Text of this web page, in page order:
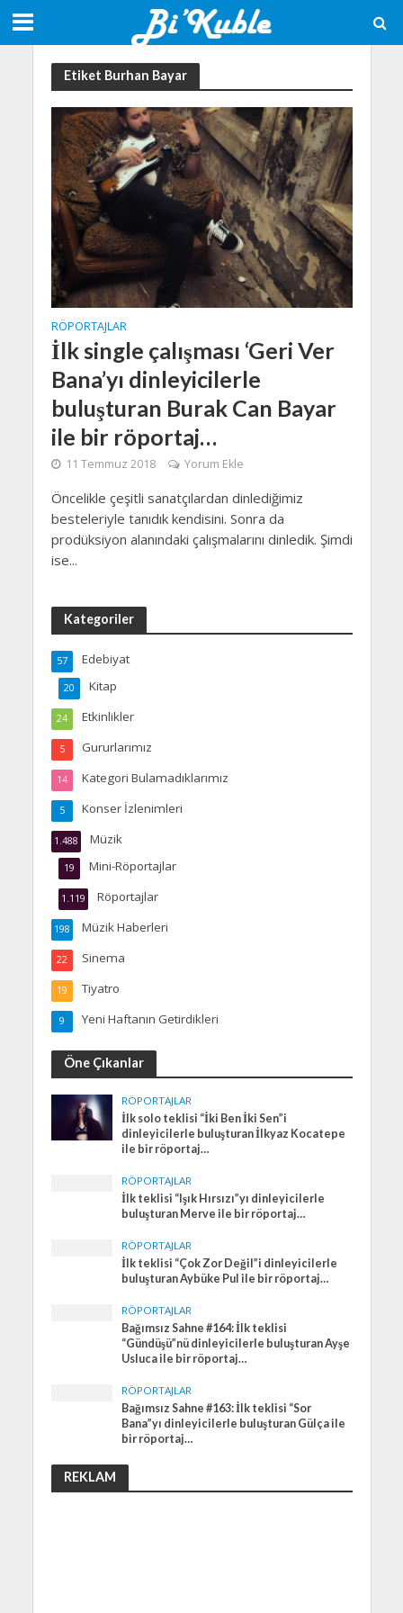
Etiket Burhan Bayar
RÖPORTAJLAR
İlk single çalışması ‘Geri Ver
Bana’yı dinleyicilerle
buluşturan Burak Can Bayar
ile bir röportaj…
11 Temmuz 2018 Yorum Ekle
Öncelikle çeşitli sanatçılardan dinlediğimiz
besteleriyle tanıdık kendisini. Sonra da
prodüksiyon alanındaki çalışmalarını dinledik. Şimdi
ise...
Kategoriler
Edebiyat
57
Kitap
20
Etkinlikler
24
Gururlarımız
5
Kategori Bulamadıklarımız
14
Konser İzlenimleri
5
Müzik
1.488
Mini-Röportajlar
19
Röportajlar
1.119
Müzik Haberleri
198
Sinema
22
Tiyatro
19
Yeni Haftanın Getirdikleri
9
Öne Çıkanlar
RÖPORTAJLAR
İlk solo teklisi “İki Ben İki Sen”i
dinleyicilerle buluşturan İlkyaz Kocatepe
ile bir röportaj…
RÖPORTAJLAR
İlk teklisi “Işık Hırsızı”yı dinleyicilerle
buluşturan Merve ile bir röportaj…
RÖPORTAJLAR
İlk teklisi “Çok Zor Değil”i dinleyicilerle
buluşturan Aybüke Pul ile bir röportaj…
RÖPORTAJLAR
Bağımsız Sahne #164: İlk teklisi
“Gündüşü”nü dinleyicilerle buluşturan Ayşe
Usluca ile bir röportaj…
RÖPORTAJLAR
Bağımsız Sahne #163: İlk teklisi “Sor
Bana”yı dinleyicilerle buluşturan Gülça ile
bir röportaj…
REKLAM